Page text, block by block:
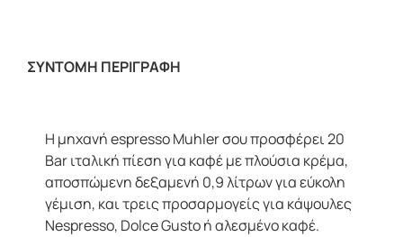
ΣΥΝΤΟΜΗ ΠΕΡΙΓΡΑΦΗ
Η μηχανή espresso Muhler σου προσφέρει 20
Bar ιταλική πίεση για καφέ με πλούσια κρέμα,
αποσπώμενη δεξαμενή 0,9 λίτρων για εύκολη
γέμιση, και τρεις προσαρμογείς για κάψουλες
Nespresso, Dolce Gusto ή αλεσμένο καφέ.